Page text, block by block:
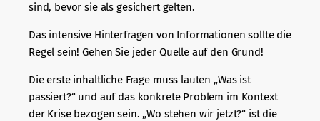
sind, bevor sie als gesichert gelten.
Das intensive Hinterfragen von Informationen sollte die
Regel sein! Gehen Sie jeder Quelle auf den Grund!
Die erste inhaltliche Frage muss lauten „Was ist
passiert?“ und auf das konkrete Problem im Kontext
der Krise bezogen sein. „Wo stehen wir jetzt?“ ist die